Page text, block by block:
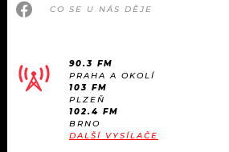
CO SE U NÁS DĚJE
90.3 FM
PRAHA A OKOLÍ
103 FM
PLZEŇ
102.4 FM
BRNO
DALŠÍ VYSÍLAČE